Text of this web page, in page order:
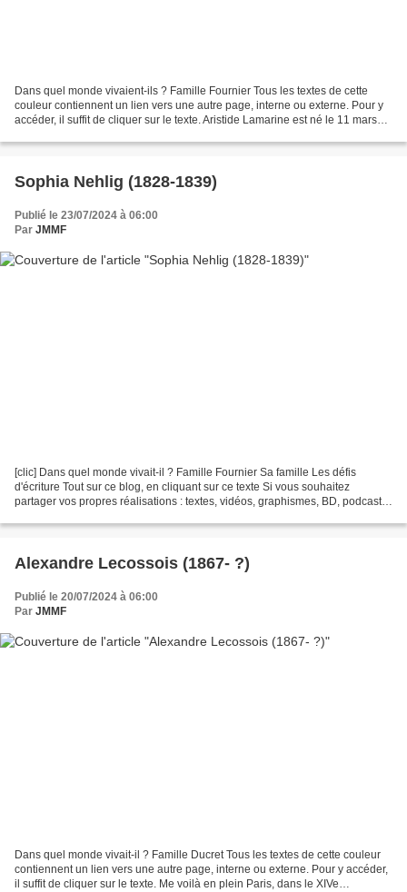
Dans quel monde vivaient-ils ? Famille Fournier Tous les textes de cette
couleur contiennent un lien vers une autre page, interne ou externe. Pour y
accéder, il suffit de cliquer sur le texte. Aristide Lamarine est né le 11 mars
Sophia Nehlig (1828-1839)
Publié le 23/07/2024 à 06:00
Par JMMF
[clic] Dans quel monde vivait-il ? Famille Fournier Sa famille Les défis
d'écriture Tout sur ce blog, en cliquant sur ce texte Si vous souhaitez
partager vos propres réalisations : textes, vidéos, graphismes, BD, podcasts,
Alexandre Lecossois (1867- ?)
Publié le 20/07/2024 à 06:00
Par JMMF
Dans quel monde vivait-il ? Famille Ducret Tous les textes de cette couleur
contiennent un lien vers une autre page, interne ou externe. Pour y accéder,
il suffit de cliquer sur le texte. Me voilà en plein Paris, dans le XIVe